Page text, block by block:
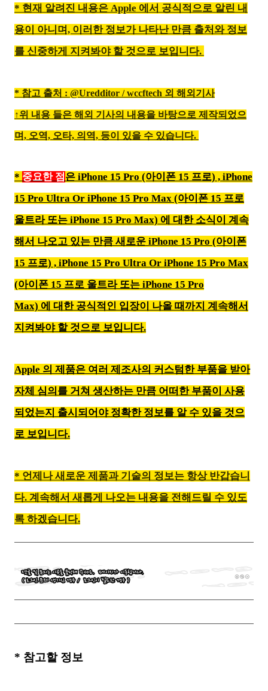
* 현재 알려진 내용은 Apple 에서 공식적으로 알린 내
용이 아니며, 이러한 정보가 나타난 만큼 출처와 정보
를 신중하게 지켜봐야 할 것으로 보입니다.
* 참고 출처 : @Uredditor / wccftech 외 해외기사
↑위 내용 들은 해외 기사의 내용을 바탕으로 제작되었으
며, 오역, 오타, 의역, 등이 있을 수 있습니다.
* 중요한 점은 iPhone 15 Pro (아이폰 15 프로) , iPhone
15 Pro Ultra Or iPhone 15 Pro Max (아이폰 15 프로
울트라 또는 iPhone 15 Pro Max) 에 대한 소식이 계속
해서 나오고 있는 만큼 새로운 iPhone 15 Pro (아이폰
15 프로) , iPhone 15 Pro Ultra Or iPhone 15 Pro Max
(아이폰 15 프로 울트라 또는 iPhone 15 Pro
Max) 에 대한 공식적인 입장이 나올 때까지 계속해서
지켜봐야 할 것으로 보입니다.
Apple 의 제품은 여러 제조사의 커스텀한 부품을 받아
자체 심의를 거쳐 생산하는 만큼 어떠한 부품이 사용
되었는지 출시되어야 정확한 정보를 알 수 있을 것으
로 보입니다.
* 언제나 새로운 제품과 기술의 정보는 항상 반갑습니
다. 계속해서 새롭게 나오는 내용을 전해드릴 수 있도
록 하겠습니다.
* 참고할 정보